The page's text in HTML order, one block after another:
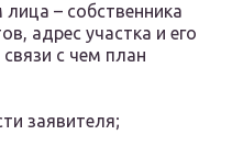
лица – собственника
адрес участка и его
с чем план
заявителя;